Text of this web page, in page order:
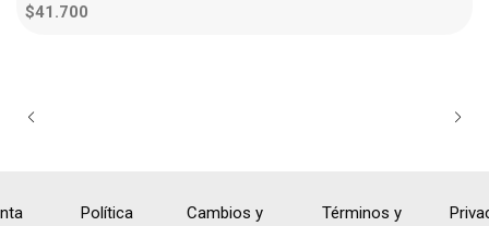
$41.700
Política
Cambios y
Términos y